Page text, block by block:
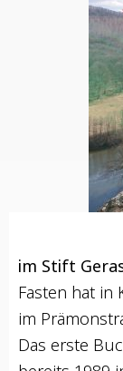
im Stift
Fas­ten hat in
im
Das ers­te